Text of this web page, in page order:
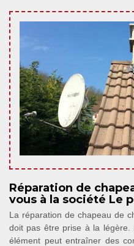
Réparation de
vous à la société Le
La réparation de chapeau de
doit pas être prise à la
élément peut entraîner des